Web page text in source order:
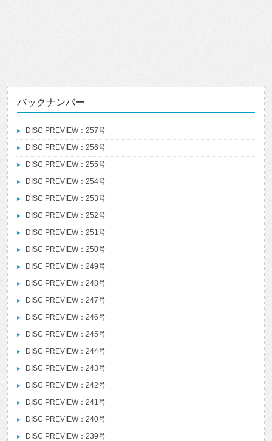
バックナンバー
DISC PREVIEW：257号
DISC PREVIEW：256号
DISC PREVIEW：255号
DISC PREVIEW：254号
DISC PREVIEW：253号
DISC PREVIEW：252号
DISC PREVIEW：251号
DISC PREVIEW：250号
DISC PREVIEW：249号
DISC PREVIEW：248号
DISC PREVIEW：247号
DISC PREVIEW：246号
DISC PREVIEW：245号
DISC PREVIEW：244号
DISC PREVIEW：243号
DISC PREVIEW：242号
DISC PREVIEW：241号
DISC PREVIEW：240号
DISC PREVIEW：239号